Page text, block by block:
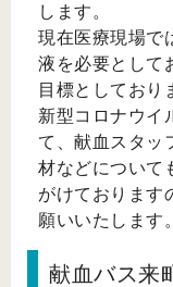
します。
現在医療現場で
液を必要として
目標としており
新型コロナウイ
て、献血スタッ
材などについて
がけております
願いいたします。
献血バス来